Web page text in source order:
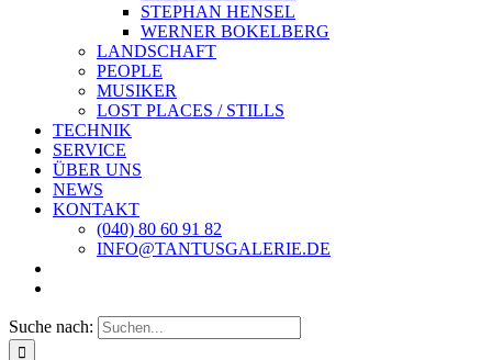
STEPHAN HENSEL
WERNER BOKELBERG
LANDSCHAFT
PEOPLE
MUSIKER
LOST PLACES / STILLS
TECHNIK
SERVICE
ÜBER UNS
NEWS
KONTAKT
(040) 80 60 91 82
INFO@TANTUSGALERIE.DE
Suche nach: